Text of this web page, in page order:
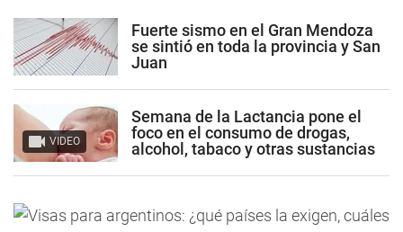
Fuerte sismo en el Gran Mendoza
se sintió en toda la provincia y San
Juan
VIDEO
Semana de la Lactancia pone el
foco en el consumo de drogas,
alcohol, tabaco y otras sustancias